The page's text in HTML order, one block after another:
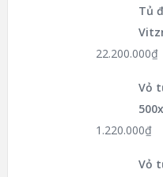
Tủ
22.200.000₫
Vỏ
1.220.000₫
Vỏ